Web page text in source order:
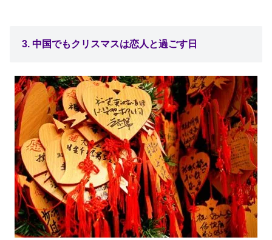
3. 中国でもクリスマスは恋人と過ごす日